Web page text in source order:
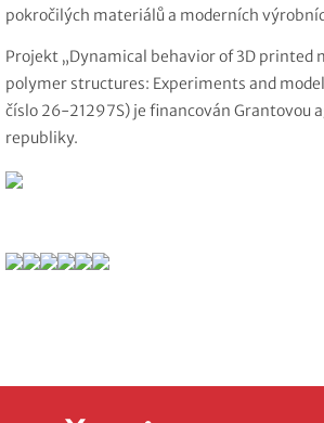
pokročilých materiálů a moderních
Projekt „Dynamical behavior of 3D printed
polymer structures: Experiments and
číslo 26-21297S) je financován Grantovou
republiky.